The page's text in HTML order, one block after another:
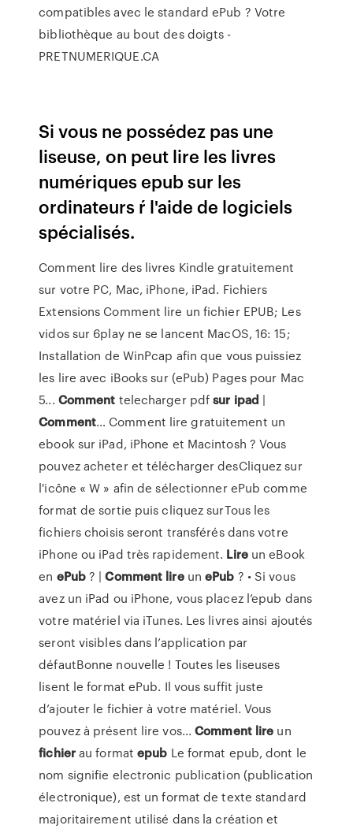
compatibles avec le standard ePub ? Votre
bibliothèque au bout des doigts -
PRETNUMERIQUE.CA
Si vous ne possédez pas une
liseuse, on peut lire les livres
numériques epub sur les
ordinateurs ŕ l'aide de logiciels
spécialisés.
Comment lire des livres Kindle gratuitement
sur votre PC, Mac, iPhone, iPad. Fichiers
Extensions Comment lire un fichier EPUB; Les
vidos sur 6play ne se lancent MacOS, 16: 15;
Installation de WinPcap afin que vous puissiez
les lire avec iBooks sur (ePub) Pages pour Mac
5... Comment telecharger pdfsur ipad |
Comment… Comment lire gratuitement un
ebook sur iPad, iPhone et Macintosh ? Vous
pouvez acheter et télécharger desCliquez sur
l'icône « W » afin de sélectionner ePub comme
format de sortie puis cliquez surTous les
fichiers choisis seront transférés dans votre
iPhone ou iPad très rapidement. Lireun eBook
en ePub? |Comment lireunePub ? • Si vous
avez un iPad ou iPhone, vous placez l’epub dans
votre matériel via iTunes. Les livres ainsi ajoutés
seront visibles dans l’application par
défautBonne nouvelle ! Toutes les liseuses
lisent le format ePub. Il vous suffit juste
d’ajouter le fichier à votre matériel. Vous
pouvez à présent lire vos...Comment lire un
fichierau formatepub Le format epub, dont le
nom signifie electronic publication (publication
électronique), est un format de texte standard
majoritairement utilisé dans la création et